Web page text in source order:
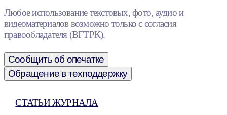
Любое использование текстовых, фото, аудио и
видеоматериалов возможно только с согласия
правообладателя (ВГТРК).
Сообщить об опечатке
Обращение в техподдержку
СТАТЬИ ЖУРНАЛА